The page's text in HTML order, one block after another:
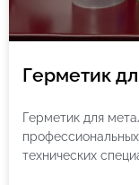
Герметик
Герметик для
технических